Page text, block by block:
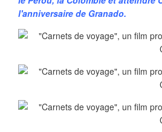
l'anniversaire de Granado.